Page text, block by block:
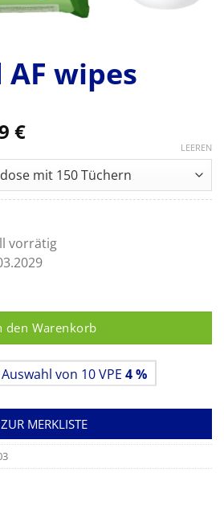
wipes
€Preisspanne:
bis
12,69 €
LEEREN
vorrätig
den Warenkorb
von 10 VPE 4 %
ZUR MERKLISTE